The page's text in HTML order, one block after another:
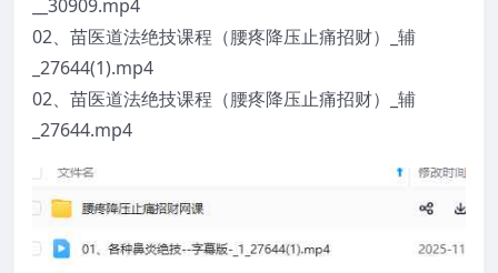
__30909.mp4
02、苗医道法绝技课程（腰疼降压止痛招财）_辅
_27644(1).mp4
02、苗医道法绝技课程（腰疼降压止痛招财）_辅
_27644.mp4